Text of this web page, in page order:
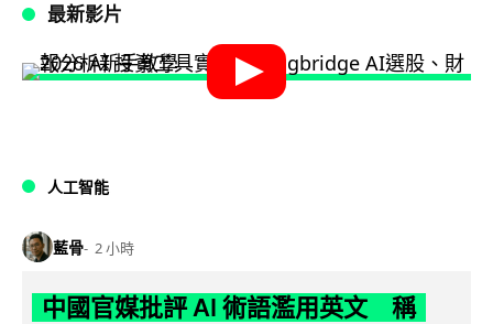
最新影片
人工智能
藍骨 2 小時
中國官媒批評 AI 術語濫用英文 稱